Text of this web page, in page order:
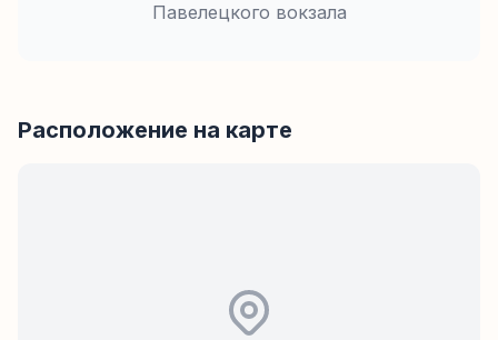
Павелецкого вокзала
Расположение на карте